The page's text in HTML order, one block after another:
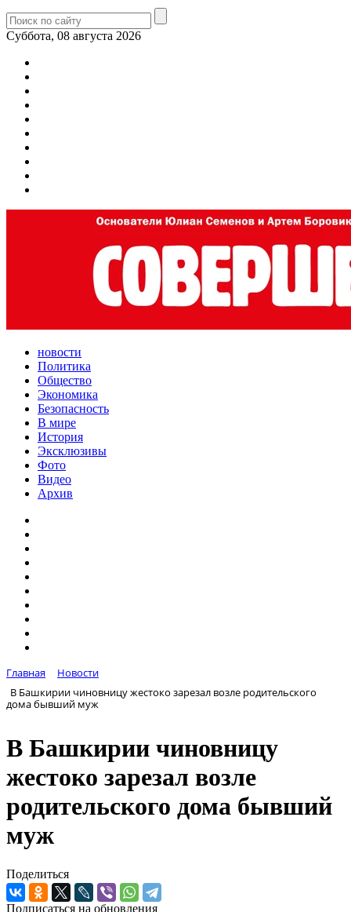
Суббота, 08 августа 2026
новости
Политика
Общество
Экономика
Безопасность
В мире
История
Эксклюзивы
Фото
Видео
Архив
Главная
Новости
В Башкирии чиновницу жестоко зарезал возле родительского
дома бывший муж
В Башкирии чиновницу
жестоко зарезал возле
родительского дома бывший
муж
Поделиться
Подписаться на обновления